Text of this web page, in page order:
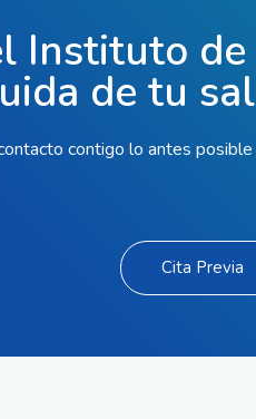
Instituto
de tu
contigo lo antes
Cita Previa